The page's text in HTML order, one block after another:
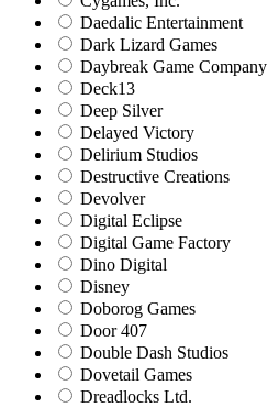
Daedalic Entertainment
Dark Lizard Games
Daybreak Game Company
Deck13
Deep Silver
Delayed Victory
Delirium Studios
Destructive Creations
Devolver
Digital Eclipse
Digital Game Factory
Dino Digital
Disney
Doborog Games
Door 407
Double Dash Studios
Dovetail Games
Dreadlocks Ltd.